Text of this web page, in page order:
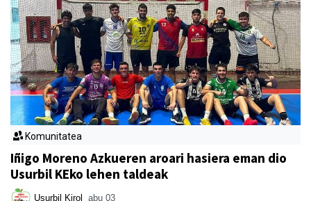
Komunitatea
Iñigo Moreno Azkueren aroari hasiera eman dio
Usurbil KEko lehen taldeak
Usurbil Kirol abu 03